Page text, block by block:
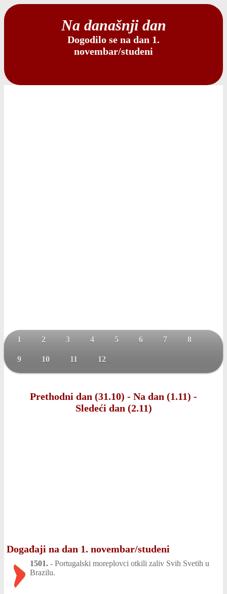
Na današnji dan
Dogodilo se na dan 1.
novembar/studeni
1 2 3 4 5 6 7 8
9 10 11 12
Prethodni dan (31.10) - Na dan (1.11) -
Sledeći dan (2.11)
Događaji na dan 1. novembar/studeni
1501. - Portugalski moreplovci otkili zaliv Svih Svetih u
Brazilu.